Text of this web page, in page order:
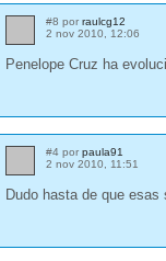
#8 por raulcg12
2 nov 2010, 12:06
Penelope Cruz ha
#4 por paula91
2 nov 2010, 11:51
Dudo hasta de que